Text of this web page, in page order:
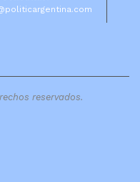
reservados.